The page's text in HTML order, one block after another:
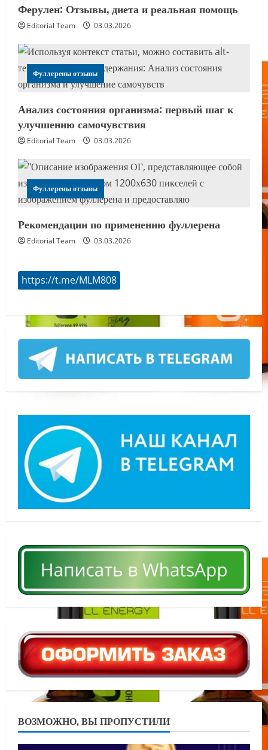
Ферулен: Отзывы, диета и реальная помощь
Editorial Team 03.03.2026
Фуллерены отзывы
Анализ состояния организма: первый шаг к
улучшению самочувствия
Editorial Team 03.03.2026
Фуллерены отзывы
Рекомендации по применению фуллерена
Editorial Team 03.03.2026
https://t.me/MLM808
ВОЗМОЖНО, ВЫ ПРОПУСТИЛИ